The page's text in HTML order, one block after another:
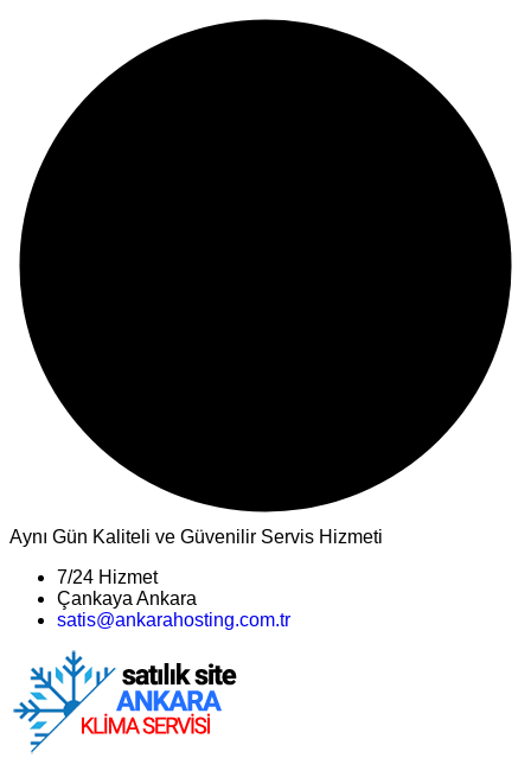
Aynı Gün Kaliteli ve Güvenilir Servis Hizmeti
7/24 Hizmet
Çankaya Ankara
satis@ankarahosting.com.tr